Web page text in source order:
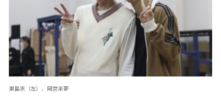
東島京（左）、岡宮来夢